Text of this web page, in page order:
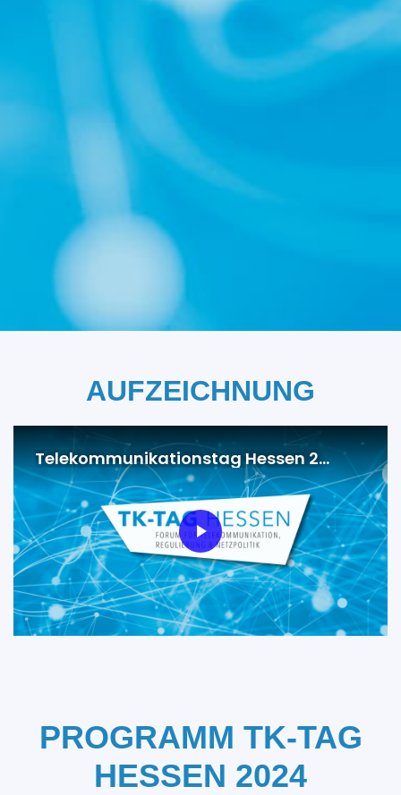
AUFZEICHNUNG
PROGRAMM TK-TAG
HESSEN 2024